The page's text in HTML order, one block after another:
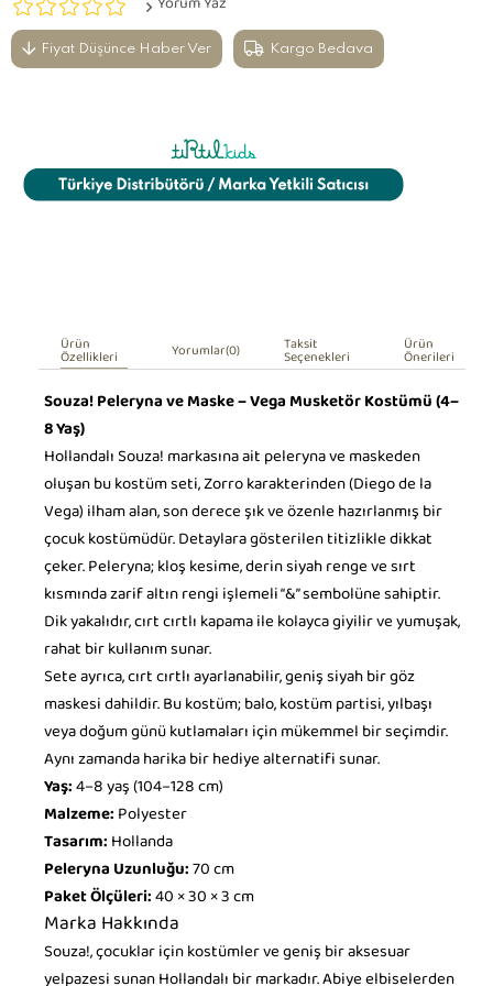
Yorum Yaz
Fiyat Düşünce Haber Ver Kargo Bedava
Ürün
Özellikleri Yorumlar(0) Taksit
Seçenekleri Ürün
Önerileri
Souza! Peleryna ve Maske – Vega Musketör Kostümü (4–
8 Yaş)
Hollandalı Souza! markasına ait peleryna ve maskeden
oluşan bu kostüm seti, Zorro karakterinden (Diego de la
Vega) ilham alan, son derece şık ve özenle hazırlanmış bir
çocuk kostümüdür. Detaylara gösterilen titizlikle dikkat
çeker. Peleryna; kloş kesime, derin siyah renge ve sırt
kısmında zarif altın rengi işlemeli “&” sembolüne sahiptir.
Dik yakalıdır, cırt cırtlı kapama ile kolayca giyilir ve yumuşak,
rahat bir kullanım sunar.
Sete ayrıca, cırt cırtlı ayarlanabilir, geniş siyah bir göz
maskesi dahildir. Bu kostüm; balo, kostüm partisi, yılbaşı
veya doğum günü kutlamaları için mükemmel bir seçimdir.
Aynı zamanda harika bir hediye alternatifi sunar.
Yaş:4–8 yaş (104–128 cm)
Malzeme:Polyester
Tasarım:Hollanda
Peleryna Uzunluğu:70 cm
Paket Ölçüleri:40 × 30 × 3 cm
Marka Hakkında
Souza!, çocuklar için kostümler ve geniş bir aksesuar